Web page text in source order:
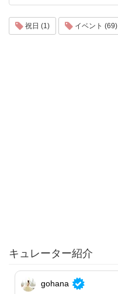
祝日 (1) イベント (69)
キュレーター紹介
gohana